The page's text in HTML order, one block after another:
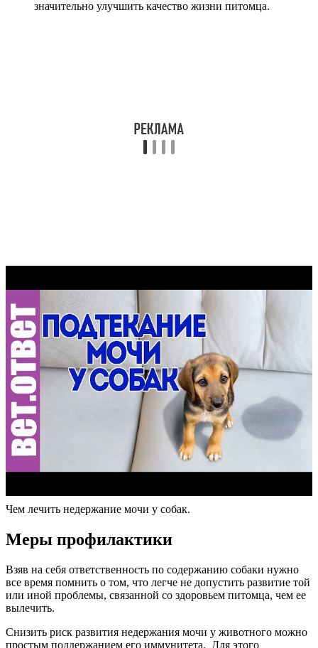
значительно улучшить качество жизни питомца.
Чем лечить недержание мочи у собак.
Меры профилактики
Взяв на себя ответственность по содержанию собаки нужно
все время помнить о том, что легче не допустить развитие той
или иной проблемы, связанной со здоровьем питомца, чем ее
вылечить.
Снизить риск развития недержания мочи у животного можно
простым поддержанием его иммунитета. Для этого